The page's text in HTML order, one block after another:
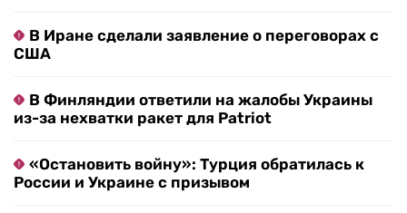
В Иране сделали заявление о переговорах с
США
В Финляндии ответили на жалобы Украины
из-за нехватки ракет для Patriot
«Остановить войну»: Турция обратилась к
России и Украине с призывом